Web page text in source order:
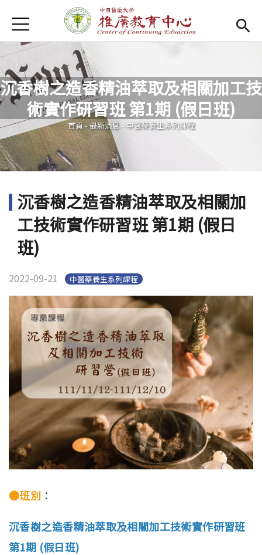
首頁
首頁
Open submenu (關於我們)
關於我們
最新消息
課程報名系統(link is external)
檔案下載
學校首頁(link is external)
Open
樂齡專區
Jump to Navigation
Jump to Main content
沉香樹之造香精油萃取及相關加工技
術實作研習班 第1期 (假日班)
您在這裡
首頁- 最新消息 - 中醫藥養生系列課程
沉香樹之造香精油萃取及相關加
工技術實作研習班 第1期 (假日
班)
2022-09-21 中醫藥養生系列課程
●班別 ：
沉香樹之造香精油萃取及相關加工技術實作研習班
第1期 (假日班)